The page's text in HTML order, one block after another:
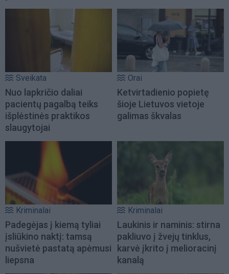
Sveikata
Nuo lapkričio daliai
pacientų pagalbą teiks
išplėstinės praktikos
slaugytojai
Orai
Ketvirtadienio popietę
šioje Lietuvos vietoje
galimas škvalas
Kriminalai
Padegėjas į kiemą tyliai
įsliūkino naktį: tamsą
nušvietė pastatą apėmusi
liepsna
Kriminalai
Laukinis ir naminis: stirna
pakliuvo į žvejų tinklus,
karvė įkrito į melioracinį
kanalą